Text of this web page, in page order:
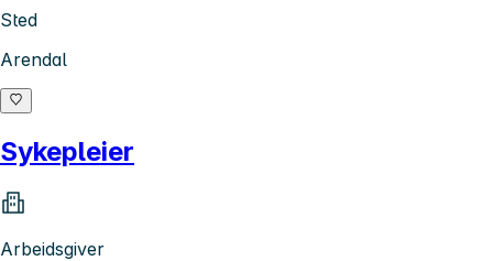
Sted
Arendal
Sykepleier
Arbeidsgiver